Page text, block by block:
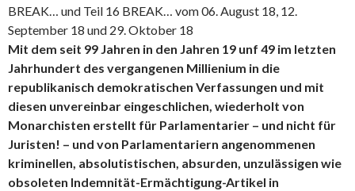
BREAK… und Teil 16 BREAK… vom 06. August 18, 12.
September 18 und 29. Oktober 18
Mit dem seit 99 Jahren in den Jahren 19 unf 49 im letzten
Jahrhundert des vergangenen Millienium in die
republikanisch demokratischen Verfassungen und mit
diesen unvereinbar eingeschlichen, wiederholt von
Monarchisten erstellt für Parlamentarier – und nicht für
Juristen! – und von Parlamentariern angenommenen
kriminellen, absolutistischen, absurden, unzulässigen wie
obsoleten Indemnität-Ermächtigung-Artikel in